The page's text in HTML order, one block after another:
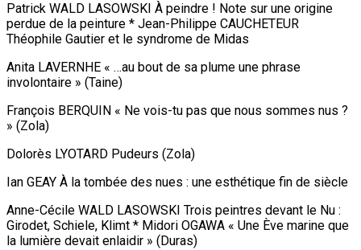
Patrick WALD LASOWSKI À peindre ! Note sur une origine
perdue de la peinture * Jean-Philippe CAUCHETEUR
Théophile Gautier et le syndrome de Midas
Anita LAVERNHE « …au bout de sa plume une phrase
involontaire » (Taine)
François BERQUIN « Ne vois-tu pas que nous sommes nus ?
» (Zola)
Dolorès LYOTARD Pudeurs (Zola)
Ian GEAY À la tombée des nues : une esthétique fin de siècle
Anne-Cécile WALD LASOWSKI Trois peintres devant le Nu :
Girodet, Schiele, Klimt * Midori OGAWA « Une Ève marine que
la lumière devait enlaidir » (Duras)